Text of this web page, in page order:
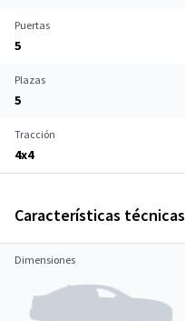
Puertas
5
Plazas
5
Tracción
4x4
Características técnicas
Dimensiones